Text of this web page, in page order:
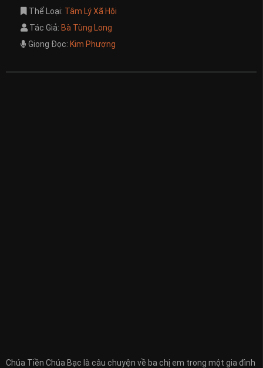
Thể Loại: Tâm Lý Xã Hội
Tác Giả: Bà Tùng Long
Giọng Đọc: Kim Phượng
Chúa Tiền Chúa Bạc là câu chuyện về ba chị em trong một gia đình